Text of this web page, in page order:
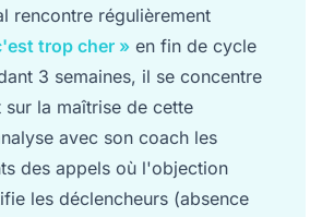
rencontre régulièrement
trop cher » en fin de cycle
3 semaines, il se concentre
sur la maîtrise de cette
avec son coach les
des appels où l'objection
les déclencheurs (absence